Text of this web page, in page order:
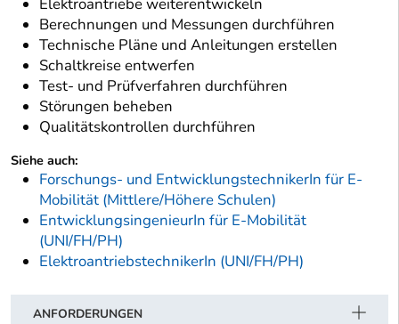
Elektroantriebe weiterentwickeln
Berechnungen und Messungen durchführen
Technische Pläne und Anleitungen erstellen
Schaltkreise entwerfen
Test- und Prüfverfahren durchführen
Störungen beheben
Qualitätskontrollen durchführen
Siehe auch:
Forschungs- und EntwicklungstechnikerIn für E-
Mobilität (Mittlere/Höhere Schulen)
EntwicklungsingenieurIn für E-Mobilität
(UNI/FH/PH)
ElektroantriebstechnikerIn (UNI/FH/PH)
ANFORDERUNGEN